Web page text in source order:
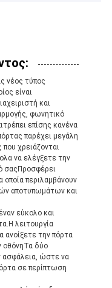
νέος τύπος
είναι
και
φωνητικό
επίσης κανένα
παρέχει μεγάλη
χρειάζονται
να ελέγξετε την
σαςΠροσφέρει
περιλαμβάνουν
αποτυπωμάτων και
εύκολο και
λειτουργία
ανοίξετε την πόρτα
οθόνηΤα δύο
ασφάλεια, ώστε να
σε περίπτωση